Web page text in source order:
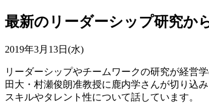
最新のリーダーシップ研究か
2019年3月13日(水)
リーダーシップやチームワークの研究が経営
田大・村瀬俊朗准教授に鹿内学さんが切り込
スキルやタレント性について話しています。